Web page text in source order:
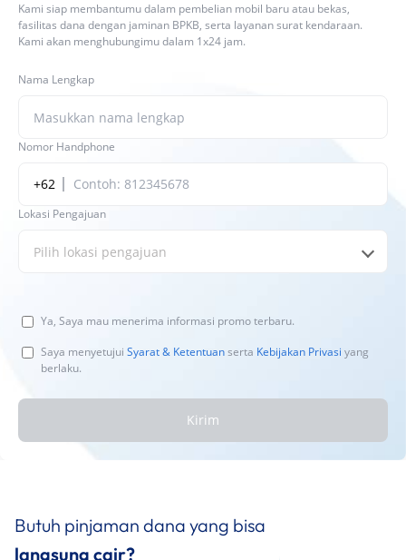
Kami siap membantumu dalam pembelian mobil baru atau bekas,
fasilitas dana dengan jaminan BPKB, serta layanan surat kendaraan.
Kami akan menghubungimu dalam 1x24 jam.
Nama Lengkap
Nomor Handphone
+62
Lokasi Pengajuan
Pilih lokasi pengajuan
Ya, Saya mau menerima informasi promo terbaru.
Saya menyetujui Syarat & Ketentuanserta Kebijakan Privasi yang
berlaku.
Kirim
Butuh pinjaman dana yang bisa
langsung cair?